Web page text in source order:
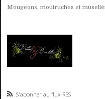
Mougeons, moutruches et
S'abonner au flux RSS